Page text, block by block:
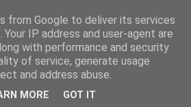
from Google to deliver its services
IP address and user-agent are
with performance and security
of service, generate usage
and address abuse.
MORE GOT IT